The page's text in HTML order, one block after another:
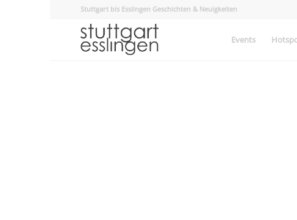
Stuttgart bis Esslingen Geschichten & Neuigkeiten
Events